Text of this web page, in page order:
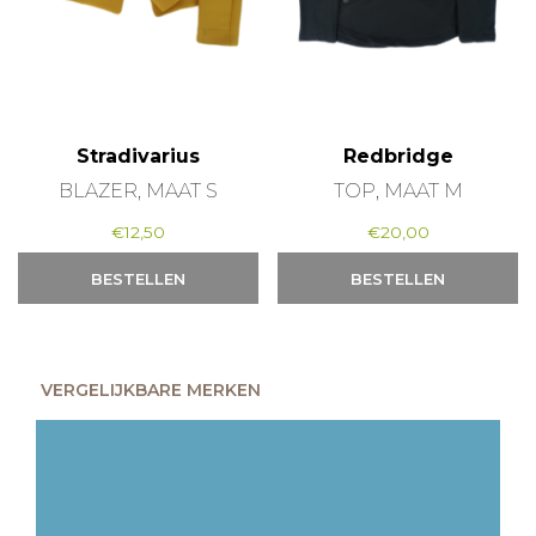
Stradivarius
BLAZER, MAAT S
€12,50
BESTELLEN
Redbridge
TOP, MAAT M
€20,00
BESTELLEN
VERGELIJKBARE MERKEN